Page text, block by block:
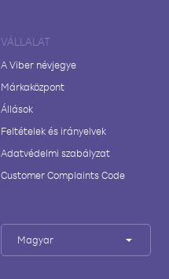
VÁLLALAT
A Viber névjegye
Márkaközpont
Állások
Feltételek és irányelvek
Adatvédelmi szabályzat
Customer Complaints Code
Magyar